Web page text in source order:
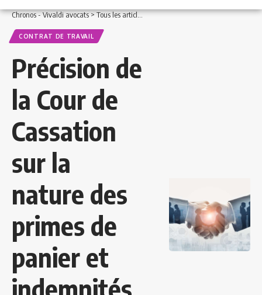
Chronos - Vivaldi avocats>Tous les articles >Ressources humaines>Contrat de
CONTRAT DE TRAVAIL
Précision de
la Cour de
Cassation
sur la
nature des
primes de
panier et